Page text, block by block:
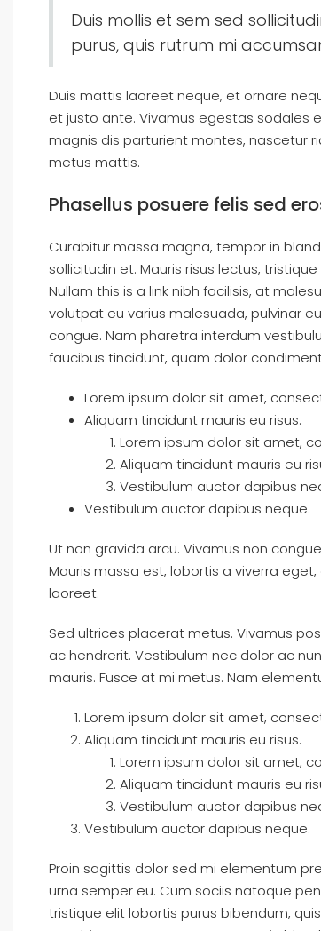
Duis mollis et sem sed
purus, quis rutrum mi
Duis mattis laoreet neque, et ornare
et justo ante. Vivamus egestas sodales
magnis dis parturient montes, nascetur
metus mattis.
Phasellus posuere felis sed
Curabitur massa magna, tempor in
sollicitudin et. Mauris risus lectus,
Nullam this is a link nibh facilisis, at
volutpat eu varius malesuada, pulvinar
congue. Nam pharetra interdum
faucibus tincidunt, quam dolor
Lorem ipsum dolor sit amet,
Aliquam tincidunt mauris eu risus.
Lorem ipsum dolor sit amet,
Aliquam tincidunt mauris eu
Vestibulum auctor dapibus
Vestibulum auctor dapibus neque.
Ut non gravida arcu. Vivamus non
Mauris massa est, lobortis a viverra
laoreet.
Sed ultrices placerat metus. Vivamus
ac hendrerit. Vestibulum nec dolor ac
mauris. Fusce at mi metus. Nam
Lorem ipsum dolor sit amet,
Aliquam tincidunt mauris eu risus.
Lorem ipsum dolor sit amet,
Aliquam tincidunt mauris eu
Vestibulum auctor dapibus
Vestibulum auctor dapibus neque.
Proin sagittis dolor sed mi elementum
urna semper eu. Cum sociis natoque
tristique elit lobortis purus bibendum,